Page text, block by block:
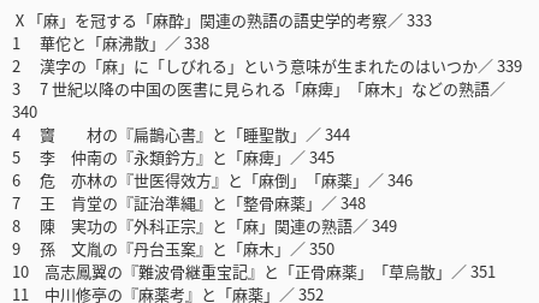
Ⅹ「麻」を冠する「麻酔」関連の熟語の語史学的考察／ 333
1 華佗と「麻沸散」／ 338
2 漢字の「麻」に「しびれる」という意味が生まれたのはいつか／ 339
3 7 世紀以降の中国の医書に見られる「麻痺」「麻木」などの熟語／
340
4 竇 材の『扁鵲心書』と「睡聖散」／ 344
5 李 仲南の『永類鈐方』と「麻痺」／ 345
6 危 亦林の『世医得效方』と「麻倒」「麻薬」／ 346
7 王 肯堂の『証治準縄』と「整骨麻薬」／ 348
8 陳 実功の『外科正宗』と「麻」関連の熟語／ 349
9 孫 文胤の『丹台玉案』と「麻木」／ 350
10 高志鳳翼の『難波骨継重宝記』と「正骨麻薬」「草烏散」／ 351
11 中川修亭の『麻薬考』と「麻薬」／ 352